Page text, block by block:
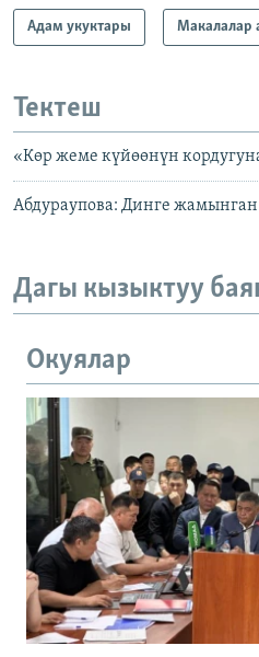
Адам укуктары Макалалар
Тектеш
«Көр жеме күйөөнүн
Абдураупова: Динге жамынган
Дагы кызыктуу
Окуялар